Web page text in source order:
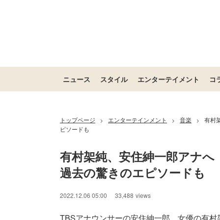
ニュース スタイル エンターテイメント コ
トップページ > エンターテインメント > 音楽 >
有村
ピソードも
有村架純、安住紳一郎アナ
過去の驚きのエピソードも
2022.12.06 05:00 33,488 views